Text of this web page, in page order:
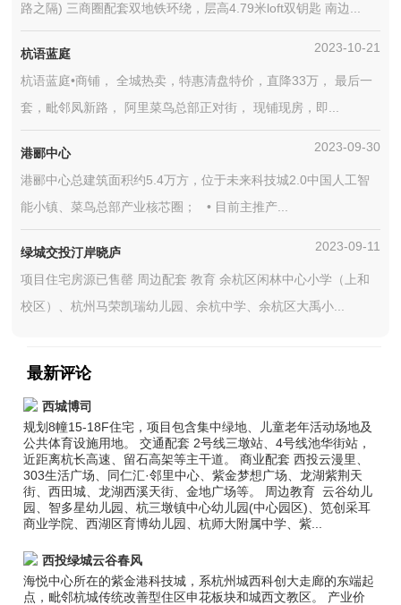
路之隔) 三商圈配套双地铁环绕，层高4.79米loft双钥匙 南边...
杭语蓝庭 2023-10-21
杭语蓝庭•商铺， 全城热卖，特惠清盘特价，直降33万， 最后一
套，毗邻凤新路， 阿里菜鸟总部正对街， 现铺现房，即...
港郦中心 2023-09-30
港郦中心总建筑面积约5.4万方，位于未来科技城2.0中国人工智
能小镇、菜鸟总部产业核芯圈； • 目前主推产...
绿城交投汀岸晓庐 2023-09-11
项目住宅房源已售罄 周边配套 教育 余杭区闲林中心小学（上和
校区）、杭州马荣凯瑞幼儿园、余杭中学、余杭区大禹小...
最新评论
西城博司
规划8幢15-18F住宅，项目包含集中绿地、儿童老年活动场地及
公共体育设施用地。 交通配套 2号线三墩站、4号线池华街站，
近距离杭长高速、留石高架等主干道。 商业配套 西投云漫里、
303生活广场、同仁汇·邻里中心、紫金梦想广场、龙湖紫荆天
街、西田城、龙湖西溪天街、金地广场等。 周边教育 云谷幼儿
园、智多星幼儿园、杭三墩镇中心幼儿园(中心园区)、笕创采耳
商业学院、西湖区育博幼儿园、杭师大附属中学、紫...
西投绿城云谷春风
海悦中心所在的紫金港科技城，系杭州城西科创大走廊的东端起
点，毗邻杭城传统改善型住区申花板块和城西文教区。 产业价